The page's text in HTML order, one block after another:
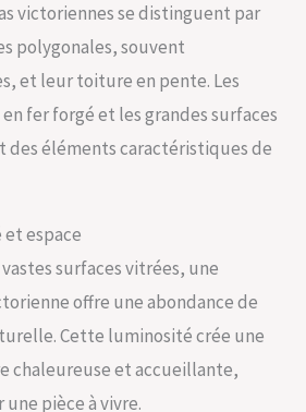
victoriennes se distinguent par
polygonales, souvent
et leur toiture en pente. Les
fer forgé et les grandes surfaces
des éléments caractéristiques de
espace
vastes surfaces vitrées, une
offre une abondance de
Cette luminosité crée une
chaleureuse et accueillante,
pièce à vivre.